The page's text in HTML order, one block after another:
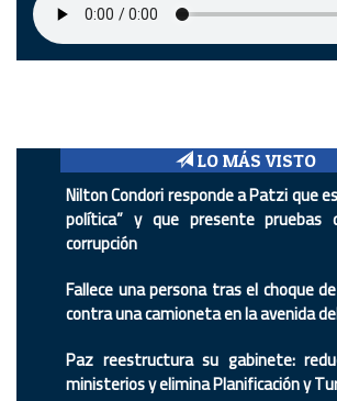
LO MÁS VISTO
Nilton Condori responde a Patzi que
política” y que presente pruebas
corrupción
Fallece una persona tras el choque
contra una camioneta en la avenida
Paz reestructura su gabinete:
ministerios y elimina Planificación y